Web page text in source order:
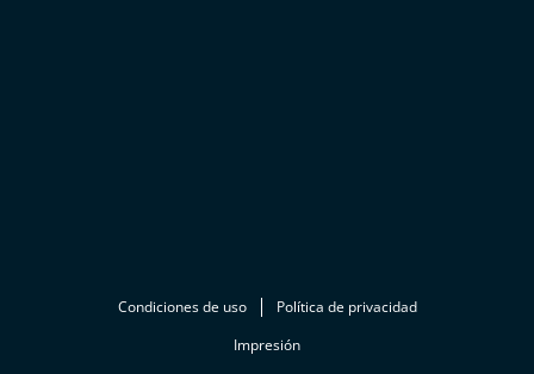
Condiciones de uso
Política de privacidad
Impresión